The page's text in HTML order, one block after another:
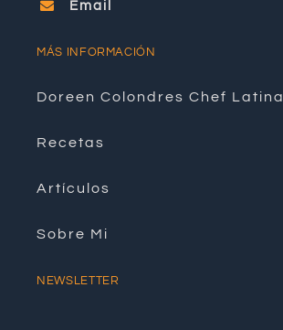
Email
MÁS INFORMACIÓN
Doreen Colondres Chef Latina
Recetas
Artículos
Sobre Mi
NEWSLETTER